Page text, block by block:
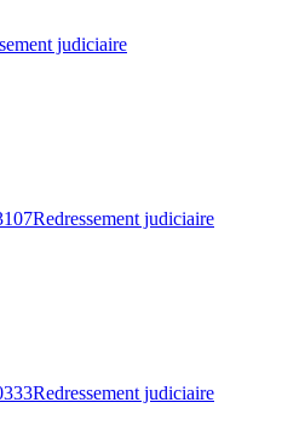
judiciaire
Redressement judiciaire
Redressement judiciaire